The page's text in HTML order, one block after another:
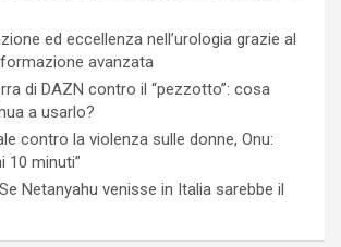
ed eccellenza nell’urologia grazie al
avanzata
di DAZN contro il “pezzotto”: cosa
a usarlo?
contro la violenza sulle donne, Onu:
10 minuti”
Netanyahu venisse in Italia sarebbe il